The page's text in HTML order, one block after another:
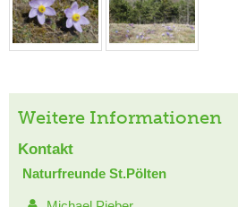
Weitere Informationen
Kontakt
Naturfreunde St.Pölten